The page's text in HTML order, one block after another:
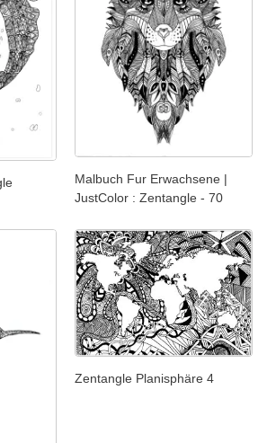
Malbuch Fur Erwachsene |
JustColor : Zentangle - 70
Zentangle Planisphäre 4